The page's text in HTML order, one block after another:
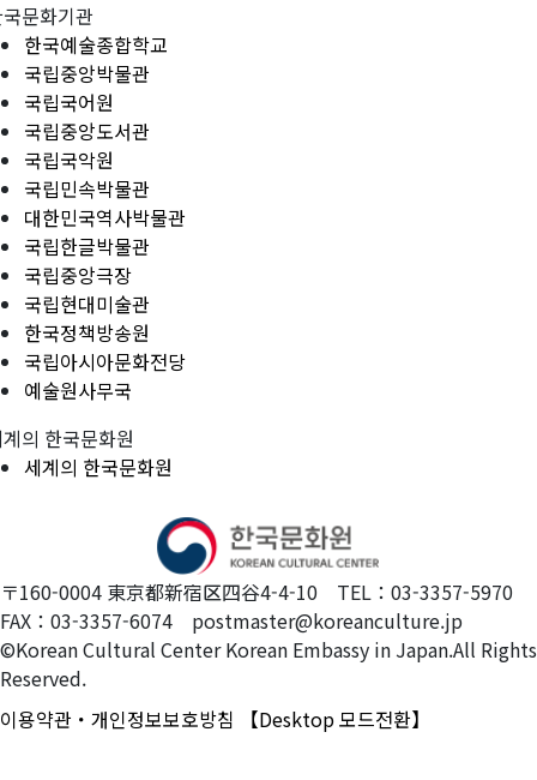
문화기관
한국예술종합학교
국립중앙박물관
국립국어원
국립중앙도서관
국립국악원
국립민속박물관
대한민국역사박물관
국립한글박물관
국립중앙극장
국립현대미술관
한국정책방송원
국립아시아문화전당
예술원사무국
의 한국문화원
세계의 한국문화원
〒160-0004 東京都新宿区四谷4-4-10 TEL：03-3357-5970
FAX：03-3357-6074 postmaster@koreanculture.jp
©Korean Cultural Center Korean Embassy in Japan.All Rights
Reserved.
이용약관・개인정보보호방침
【Desktop 모드전환】